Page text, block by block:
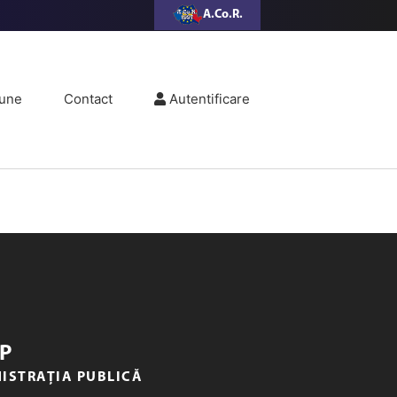
A.Co.R.
Contact Autentificare
PUBLICĂ